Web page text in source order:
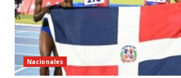
Nacionales